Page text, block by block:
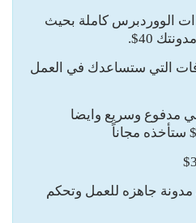
الووردبرس كاملة بحيث
40$.
التي ستساعدك في العمل
مدفوع وسريع وايضا
جاهزه للعمل وتحكم